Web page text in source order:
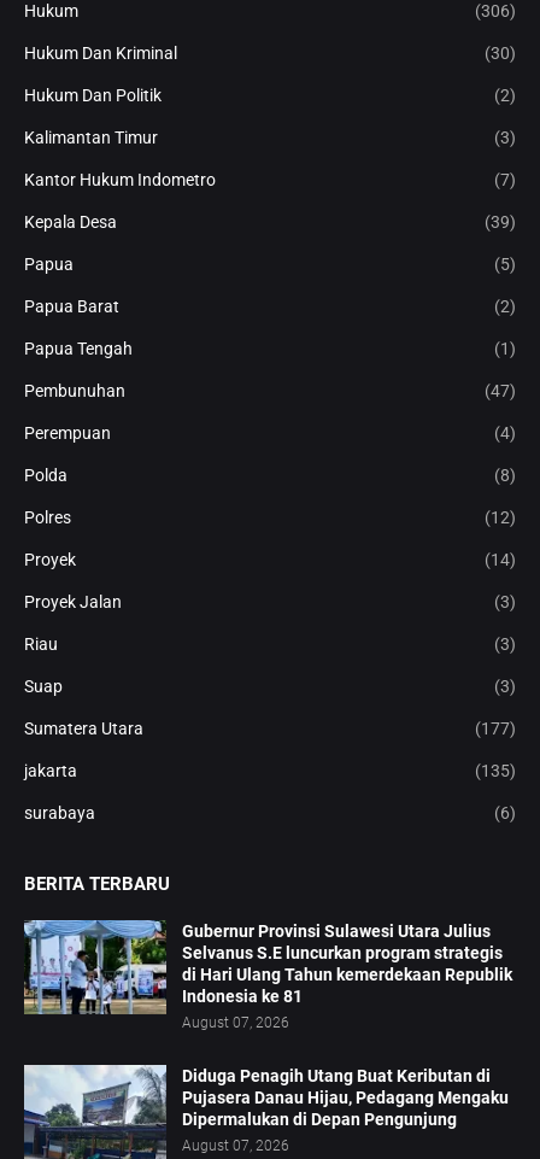
Hukum (306)
Hukum Dan Kriminal (30)
Hukum Dan Politik (2)
Kalimantan Timur (3)
Kantor Hukum Indometro (7)
Kepala Desa (39)
Papua (5)
Papua Barat (2)
Papua Tengah (1)
Pembunuhan (47)
Perempuan (4)
Polda (8)
Polres (12)
Proyek (14)
Proyek Jalan (3)
Riau (3)
Suap (3)
Sumatera Utara (177)
jakarta (135)
surabaya (6)
BERITA TERBARU
Gubernur Provinsi Sulawesi Utara Julius
Selvanus S.E luncurkan program strategis
di Hari Ulang Tahun kemerdekaan Republik
Indonesia ke 81
August 07, 2026
Diduga Penagih Utang Buat Keributan di
Pujasera Danau Hijau, Pedagang Mengaku
Dipermalukan di Depan Pengunjung
August 07, 2026